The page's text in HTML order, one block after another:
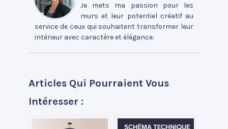
Je mets ma passion pour les
murs et leur potentiel créatif au
service de ceux qui souhaitent transformer leur
intérieur avec caractère et élégance.
Articles Qui Pourraient Vous
Intéresser :